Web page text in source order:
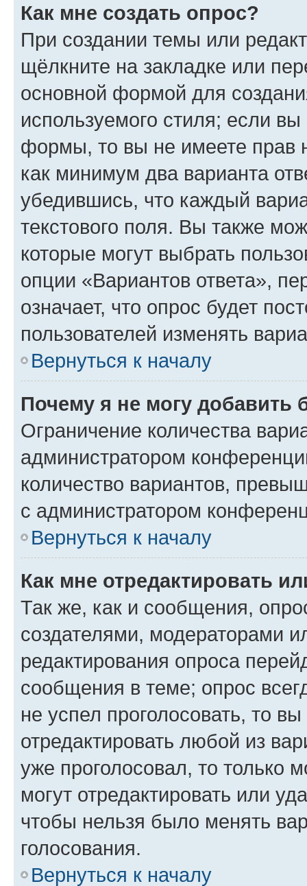
Как мне создать опрос?
При создании темы или
щёлкните на закладке или
основной формой для
используемого стиля; если
формы, то вы не имеете прав
как минимум два варианта
убедившись, что каждый
текстового поля. Вы также
которые могут выбрать
опции «Вариантов ответа»,
означает, что опрос будет
пользователей изменять
Вернуться к началу
Почему я не могу добавить
Ограничение количества
администратором
количество вариантов,
с администратором
Вернуться к началу
Как мне отредактировать
Так же, как и сообщения,
создателями, модераторами
редактирования опроса
сообщения в теме; опрос
не успел проголосовать, то
отредактировать любой из
уже проголосовал, то только
могут отредактировать или
чтобы нельзя было менять
голосования.
Вернуться к началу